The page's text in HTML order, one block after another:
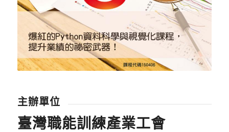
主辦單位
臺灣職能訓練產業工會